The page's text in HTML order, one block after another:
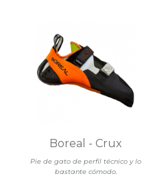
Pie de gato de perfil técnico y lo
bastante cómodo.
Boreal - Crux